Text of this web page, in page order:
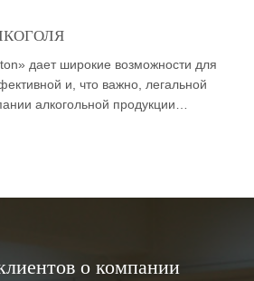
дает широкие возможности для
и, что важно, легальной
алкогольной продукции…
о компании